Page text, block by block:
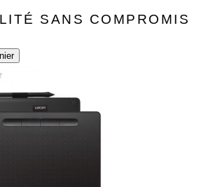
SANS COMPROMIS